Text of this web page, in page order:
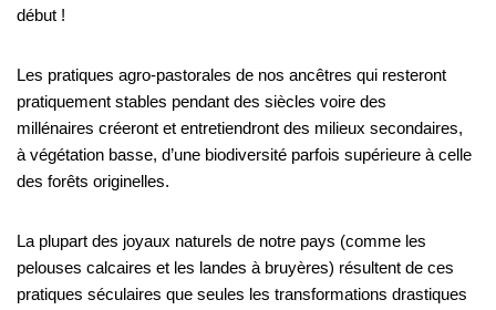
début !
Les pratiques agro-pastorales de nos ancêtres qui resteront
pratiquement stables pendant des siècles voire des
millénaires créeront et entretiendront des milieux secondaires,
à végétation basse, d’une biodiversité parfois supérieure à celle
des forêts originelles.
La plupart des joyaux naturels de notre pays (comme les
pelouses calcaires et les landes à bruyères) résultent de ces
pratiques séculaires que seules les transformations drastiques